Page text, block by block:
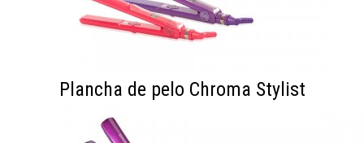
Plancha de pelo Chroma Stylist